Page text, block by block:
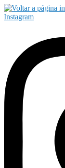
Instagram